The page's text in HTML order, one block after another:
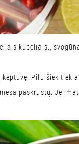
kubeliais.,
Pilu šiek tiek
paskrustų. Jei